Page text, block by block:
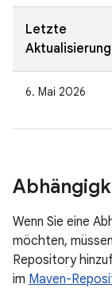
Letzte
Aktualisierung
6. Mai 2026
Wenn Sie eine
möchten,
Repository
im Maven-